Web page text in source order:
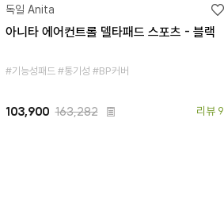
독일 Anita
아니타 에어컨트롤 델타패드 스포츠 - 블랙
#기능성패드 #통기성 #BP커버
103,900 163,282 리뷰 9